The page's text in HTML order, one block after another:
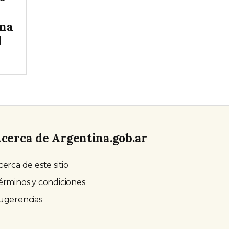
de Argentina.gob.ar
de este sitio
y condiciones